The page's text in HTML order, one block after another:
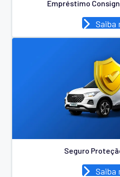
Empréstimo
Saiba
Seguro
Saiba